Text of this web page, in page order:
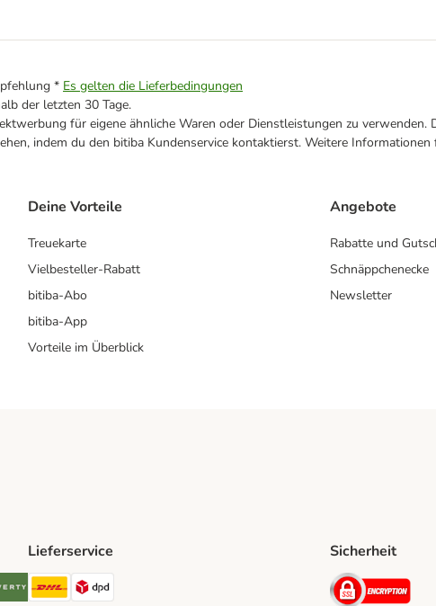
* Es gelten die Lieferbedingungen
der letzten 30 Tage.
für eigene ähnliche Waren oder Dienstleistungen zu
indem du den bitiba Kundenservice kontaktierst. Weitere
Deine Vorteile
Treuekarte
Vielbesteller-Rabatt
bitiba-Abo
bitiba-App
Vorteile im Überblick
Angebote
Rabatte und
Schnäppchenecke
Newsletter
MethodMethod
Payment Method
Lieferservice
DHL Shipping Method
Sicherheit